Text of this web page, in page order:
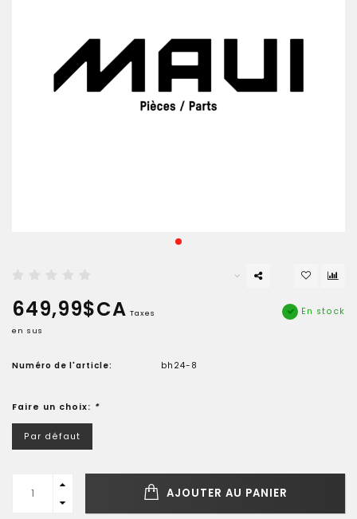
649,99$CA Taxes
en sus
En stock
Numéro de l'article: bh24-8
Faire un choix: *
Par défaut
AJOUTER AU PANIER